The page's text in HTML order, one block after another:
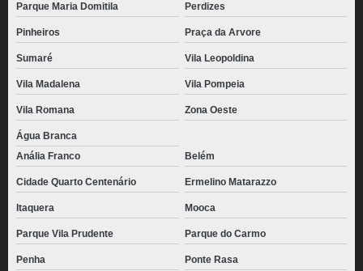
Parque Maria Domitila Perdizes
Pinheiros Praça da Arvore
Sumaré Vila Leopoldina
Vila Madalena Vila Pompeia
Vila Romana Zona Oeste
Água Branca
Anália Franco
Belém
Cidade Quarto Centenário Ermelino Matarazzo
Itaquera Mooca
Parque Vila Prudente Parque do Carmo
Penha Ponte Rasa